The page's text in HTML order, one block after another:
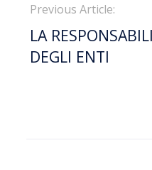
Previous Article:
LA
DEGLI ENTI